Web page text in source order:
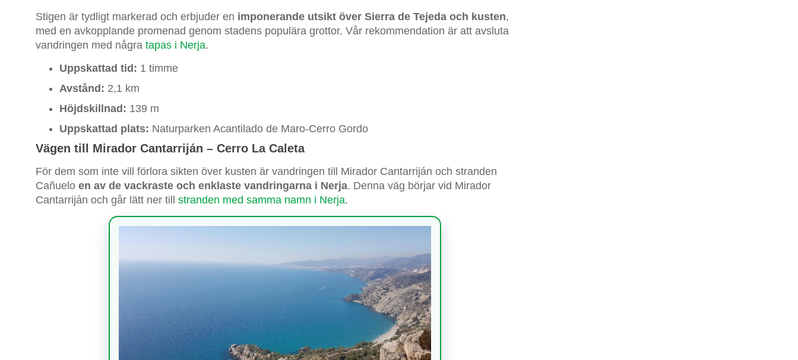
Stigen är tydligt markerad och erbjuder en imponerande utsikt över Sierra de Tejeda och kusten,
med en avkopplande promenad genom stadens populära grottor. Vår rekommendation är att avsluta
vandringen med några tapas i Nerja.
Uppskattad tid: 1 timme
Avstånd: 2,1 km
Höjdskillnad: 139 m
Uppskattad plats: Naturparken Acantilado de Maro-Cerro Gordo
Vägen till Mirador Cantarriján – Cerro La Caleta
För dem som inte vill förlora sikten över kusten är vandringen till Mirador Cantarriján och stranden
Cañuelo en av de vackraste och enklaste vandringarna i Nerja. Denna väg börjar vid Mirador
Cantarriján och går lätt ner till stranden med samma namn i Nerja.